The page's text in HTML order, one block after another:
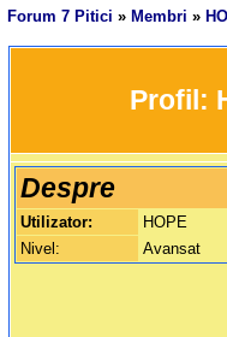
Forum 7 Pitici » Membri »
		Profil:
Despre
Utilizator:
HOPE
Nivel:
Avansat